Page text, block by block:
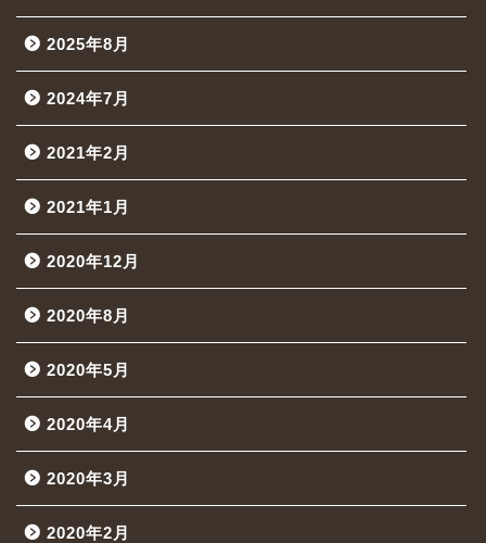
2025年8月
2024年7月
2021年2月
2021年1月
2020年12月
2020年8月
2020年5月
2020年4月
2020年3月
2020年2月